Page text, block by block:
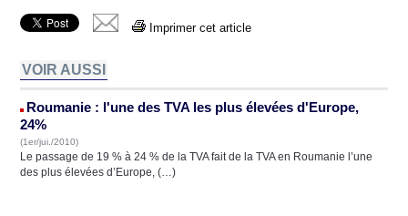
Imprimer cet article
VOIR AUSSI
Roumanie : l'une des TVA les plus élevées d'Europe,
24%
(1er/jui./2010)
Le passage de 19 % à 24 % de la TVA fait de la TVA en Roumanie l’une
des plus élevées d’Europe, (…)